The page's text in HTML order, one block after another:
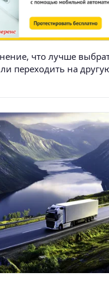
что лучше
переходить на